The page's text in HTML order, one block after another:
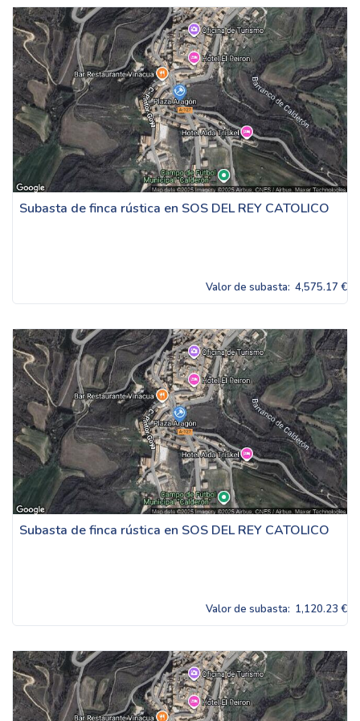
Subasta de finca rústica en SOS DEL REY CATOLICO
Valor de subasta: 4,575.17 €
Subasta de finca rústica en SOS DEL REY CATOLICO
Valor de subasta: 1,120.23 €